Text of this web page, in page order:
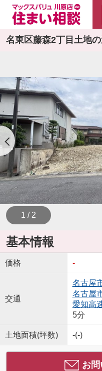
名東区藤森2丁目土地
1 / 2
基本情報
価格 -
交通
名古屋
名古屋
愛知高
5分
土地面積(坪数) -(-)
お